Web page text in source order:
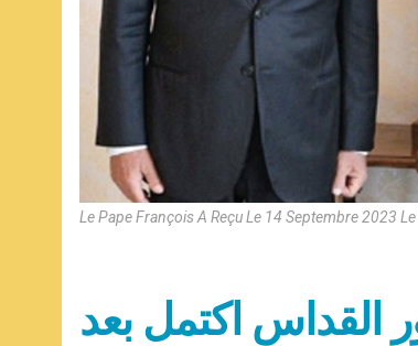
Le Pape François A Reçu Le 14 Septembre 2023
القداس اكتمل بعد